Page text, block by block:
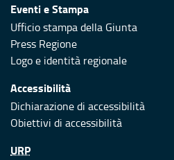
Eventi e Stampa
Ufficio stampa della Giunta
Press Regione
Logo e identità regionale
Accessibilità
Dichiarazione di accessibilità
Obiettivi di accessibilità
URP